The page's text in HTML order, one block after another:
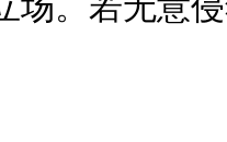
场。若无意